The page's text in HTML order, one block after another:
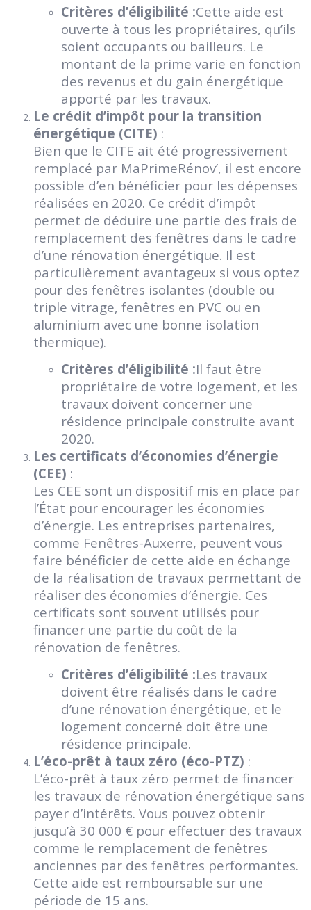
Critères d’éligibilité :Cette aide est
ouverte à tous les propriétaires, qu’ils
soient occupants ou bailleurs. Le
montant de la prime varie en fonction
des revenus et du gain énergétique
apporté par les travaux.
Le crédit d’impôt pour la transition
énergétique (CITE) :
Bien que le CITE ait été progressivement
remplacé par MaPrimeRénov’, il est encore
possible d’en bénéficier pour les dépenses
réalisées en 2020. Ce crédit d’impôt
permet de déduire une partie des frais de
remplacement des fenêtres dans le cadre
d’une rénovation énergétique. Il est
particulièrement avantageux si vous optez
pour des fenêtres isolantes (double ou
triple vitrage, fenêtres en PVC ou en
aluminium avec une bonne isolation
thermique).
Critères d’éligibilité :Il faut être
propriétaire de votre logement, et les
travaux doivent concerner une
résidence principale construite avant
2020.
Les certificats d’économies d’énergie
(CEE) :
Les CEE sont un dispositif mis en place par
l’État pour encourager les économies
d’énergie. Les entreprises partenaires,
comme Fenêtres-Auxerre, peuvent vous
faire bénéficier de cette aide en échange
de la réalisation de travaux permettant de
réaliser des économies d’énergie. Ces
certificats sont souvent utilisés pour
financer une partie du coût de la
rénovation de fenêtres.
Critères d’éligibilité :Les travaux
doivent être réalisés dans le cadre
d’une rénovation énergétique, et le
logement concerné doit être une
résidence principale.
L’éco-prêt à taux zéro (éco-PTZ) :
L’éco-prêt à taux zéro permet de financer
les travaux de rénovation énergétique sans
payer d’intérêts. Vous pouvez obtenir
jusqu’à 30 000 € pour effectuer des travaux
comme le remplacement de fenêtres
anciennes par des fenêtres performantes.
Cette aide est remboursable sur une
période de 15 ans.